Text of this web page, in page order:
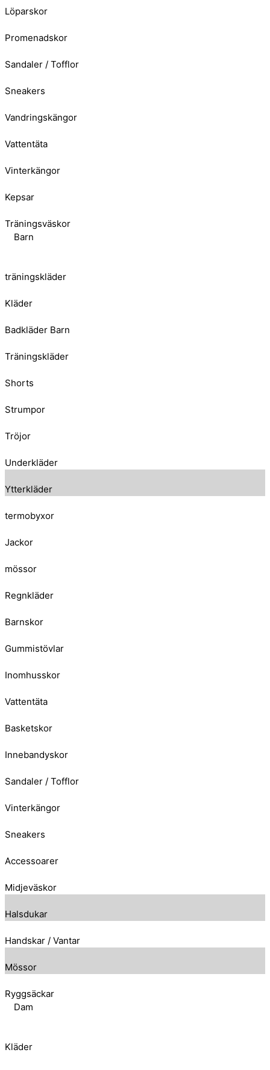
Löparskor
Promenadskor
Sandaler / Tofflor
Sneakers
Vandringskängor
Vattentäta
Vinterkängor
Kepsar
Träningsväskor
Barn
träningskläder
Kläder
Badkläder Barn
Träningskläder
Shorts
Strumpor
Tröjor
Underkläder
Ytterkläder
termobyxor
Jackor
mössor
Regnkläder
Barnskor
Gummistövlar
Inomhusskor
Vattentäta
Basketskor
Innebandyskor
Sandaler / Tofflor
Vinterkängor
Sneakers
Accessoarer
Midjeväskor
Halsdukar
Handskar / Vantar
Mössor
Ryggsäckar
Dam
Kläder